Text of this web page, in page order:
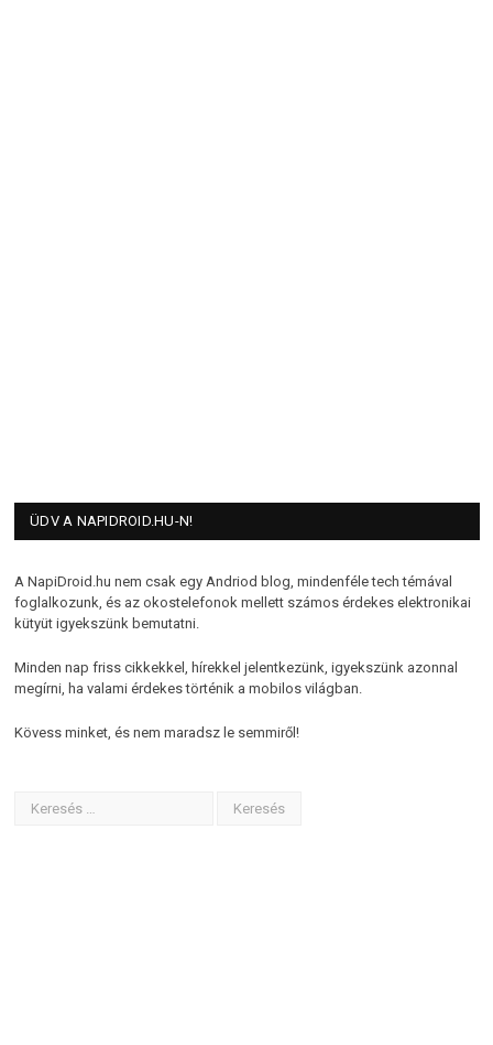
ÜDV A NAPIDROID.HU-N!
A NapiDroid.hu nem csak egy Andriod blog, mindenféle tech témával
foglalkozunk, és az okostelefonok mellett számos érdekes elektronikai
kütyüt igyekszünk bemutatni.
Minden nap friss cikkekkel, hírekkel jelentkezünk, igyekszünk azonnal
megírni, ha valami érdekes történik a mobilos világban.
Kövess minket, és nem maradsz le semmiről!